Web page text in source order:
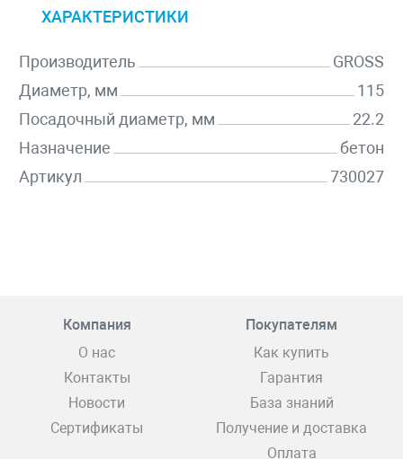
ХАРАКТЕРИСТИКИ
Производитель
GROSS
Диаметр, мм
115
Посадочный диаметр, мм
22.2
Назначение
бетон
Артикул
730027
Компания
О нас
Контакты
Новости
Сертификаты
Покупателям
Как купить
Гарантия
База знаний
Получение и доставка
Оплата